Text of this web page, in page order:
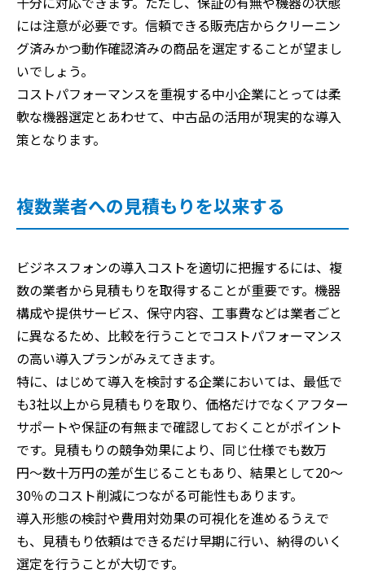
には注意が必要です。信頼できる販売店からクリーニン
グ済みかつ動作確認済みの商品を選定することが望まし
いでしょう。
コストパフォーマンスを重視する中小企業にとっては柔
軟な機器選定とあわせて、中古品の活用が現実的な導入
策となります。
複数業者への見積もりを以来する
ビジネスフォンの導入コストを適切に把握するには、複
数の業者から見積もりを取得することが重要です。機器
構成や提供サービス、保守内容、工事費などは業者ごと
に異なるため、比較を行うことでコストパフォーマンス
の高い導入プランがみえてきます。
特に、はじめて導入を検討する企業においては、最低で
も3社以上から見積もりを取り、価格だけでなくアフター
サポートや保証の有無まで確認しておくことがポイント
です。見積もりの競争効果により、同じ仕様でも数万
円〜数十万円の差が生じることもあり、結果として20〜
30％のコスト削減につながる可能性もあります。
導入形態の検討や費用対効果の可視化を進めるうえで
も、見積もり依頼はできるだけ早期に行い、納得のいく
選定を行うことが大切です。